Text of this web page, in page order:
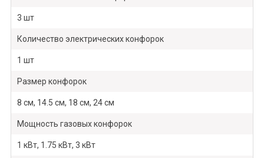
3 шт
Количество электрических конфорок
1 шт
Размер конфорок
8 см, 14.5 см, 18 см, 24 см
Мощность газовых конфорок
1 кВт, 1.75 кВт, 3 кВт